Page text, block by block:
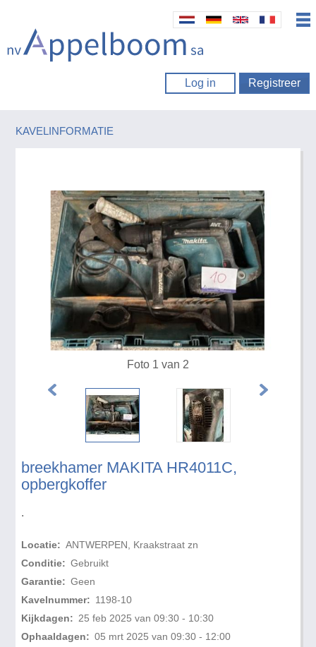
Log in Registreer
KAVELINFORMATIE
breekhamer MAKITA HR4011C,
opbergkoffer
.
Locatie: ANTWERPEN, Kraakstraat zn
Conditie: Gebruikt
Garantie: Geen
Kavelnummer: 1198-10
Kijkdagen: 25 feb 2025 van 09:30 - 10:30
Ophaaldagen: 05 mrt 2025 van 09:30 - 12:00
Foto 1 van 2